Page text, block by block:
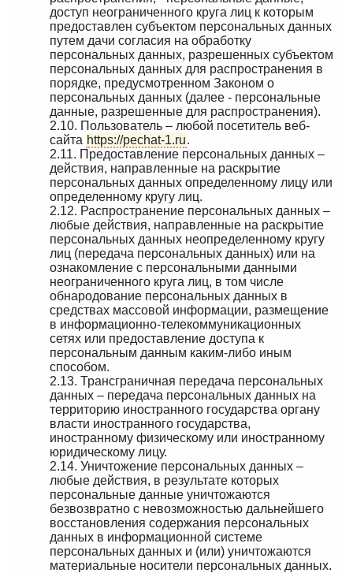
доступ неограниченного круга лиц к которым
предоставлен субъектом персональных данных
путем дачи согласия на обработку
персональных данных, разрешенных субъектом
персональных данных для распространения в
порядке, предусмотренном Законом о
персональных данных (далее - персональные
данные, разрешенные для распространения).
2.10. Пользователь – любой посетитель веб-
сайта https://pechat-1.ru.
2.11. Предоставление персональных данных –
действия, направленные на раскрытие
персональных данных определенному лицу или
определенному кругу лиц.
2.12. Распространение персональных данных –
любые действия, направленные на раскрытие
персональных данных неопределенному кругу
лиц (передача персональных данных) или на
ознакомление с персональными данными
неограниченного круга лиц, в том числе
обнародование персональных данных в
средствах массовой информации, размещение
в информационно-телекоммуникационных
сетях или предоставление доступа к
персональным данным каким-либо иным
способом.
2.13. Трансграничная передача персональных
данных – передача персональных данных на
территорию иностранного государства органу
власти иностранного государства,
иностранному физическому или иностранному
юридическому лицу.
2.14. Уничтожение персональных данных –
любые действия, в результате которых
персональные данные уничтожаются
безвозвратно с невозможностью дальнейшего
восстановления содержания персональных
данных в информационной системе
персональных данных и (или) уничтожаются
материальные носители персональных данных.